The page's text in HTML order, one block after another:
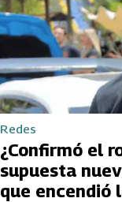
Redes
¿Confirmó el
supuesta
que encendió